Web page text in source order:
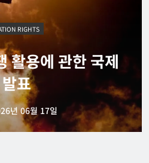
RIGHTS
용에 관한 국제
표
년 06월 17일